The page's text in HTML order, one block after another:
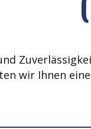
wir Ihnen